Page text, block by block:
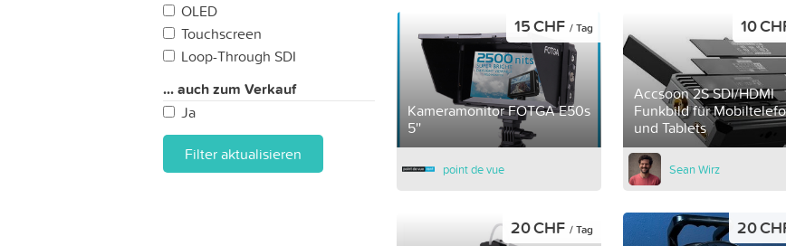
OLED
Touchscreen
Loop-Through SDI
... auch zum Verkauf
Ja
Filter aktualisieren
Kameramonitor FOTGA E50s
5''
15 CHF / Tag
point de vue
Accsoon 2S SDI/HDMI
Funkbild für
und Tablets
10
Sean Wirz
20 CHF / Tag 20